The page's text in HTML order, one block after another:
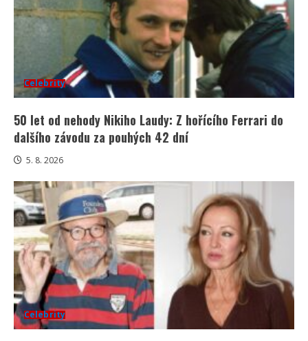
Celebrity
50 let od nehody Nikiho Laudy: Z hořícího Ferrari do
dalšího závodu za pouhých 42 dní
5. 8. 2026
Celebrity